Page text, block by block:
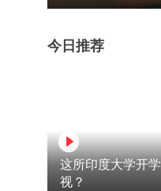
00:13
今日推荐
这所印度大学开
视？